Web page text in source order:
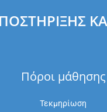
Πόροι μάθησης
Τεκμηρίωση